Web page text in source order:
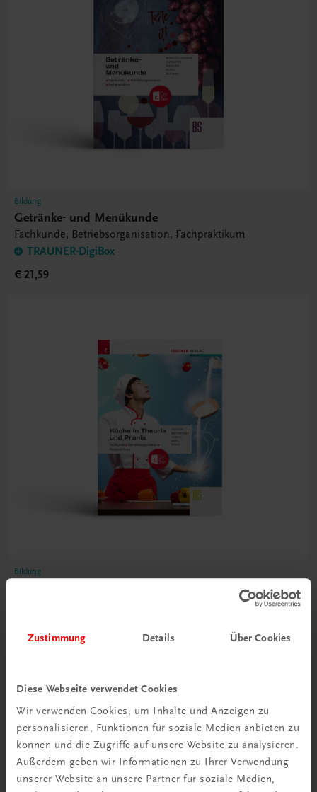
Zustimmung Details Über Cookies
Diese Webseite verwendet Cookies
Wir verwenden Cookies, um Inhalte und Anzeigen zu
personalisieren, Funktionen für soziale Medien anbieten zu
können und die Zugriffe auf unsere Website zu analysieren.
Außerdem geben wir Informationen zu Ihrer Verwendung
unserer Website an unsere Partner für soziale Medien,
Bildung
Getränke- und Menükunde
Fachkunde, Betriebsorganisation, Fachpraktikum
TRAUNER-DigiBox
€ 21,59
Bildung
Fachkunde – Betriebsorganisation – Fachpraktikum
€ 32,22